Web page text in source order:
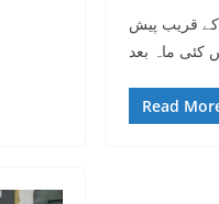
کے قریب پیش
کئی ماہ بعد
Read